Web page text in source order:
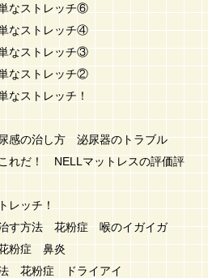
なストレッチ⑥
なストレッチ④
なストレッチ③
なストレッチ②
なストレッチ！
の治し方 泌尿器のトラブル
れだ！ NELLマットレスの評価評
レッチ！
す方法 花粉症 喉のイガイガ
粉症 鼻炎
法 花粉症 ドライアイ